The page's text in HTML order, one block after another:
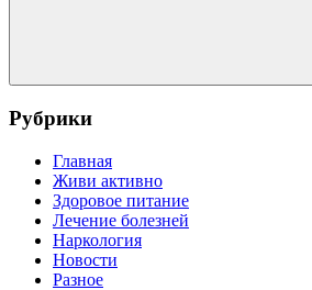
Поиск
Рубрики
Главная
Живи активно
Здоровое питание
Лечение болезней
Наркология
Новости
Разное